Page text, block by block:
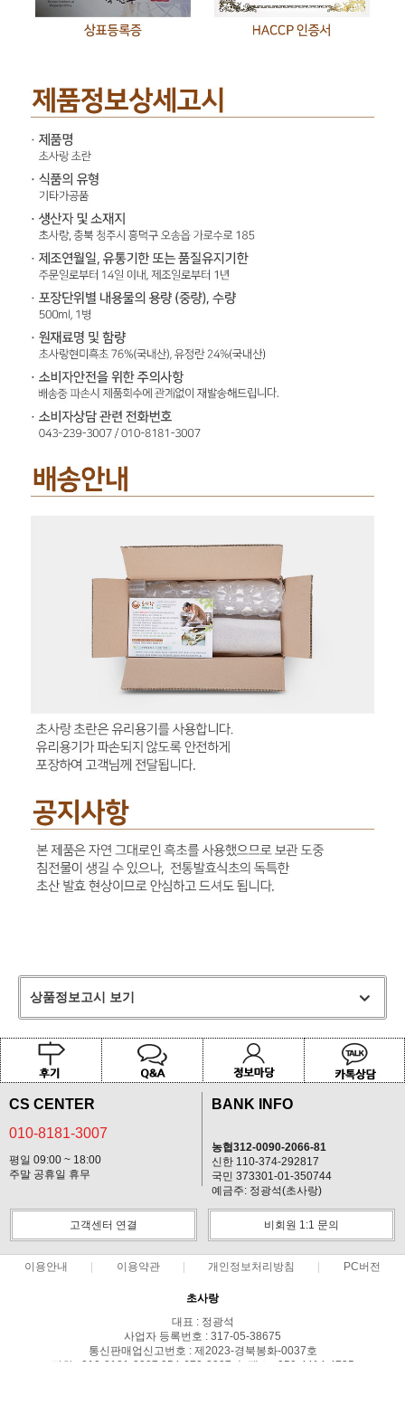
상품정보고시 보기
CS CENTER
010-8181-3007
평일 09:00 ~ 18:00
주말 공휴일 휴무
BANK INFO
농협312-0090-2066-81
신한 110-374-292817
국민 373301-01-350744
예금주: 정광석(초사랑)
고객센터 연결 비회원 1:1 문의
이용안내 이용약관 개인정보처리방침 PC버전
초사랑
대표 : 정광석
사업자 등록번호 : 317-05-38675
통신판매업신고번호 : 제2023-경북봉화-0037호
전화 : 010-8181-3007,054-672-2007 ㅣ 팩스 : 050-4414-4735